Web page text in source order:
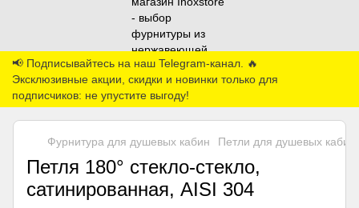
📢 Подписывайтесь на наш Telegram-канал. 🔥
Эксклюзивные акции, скидки и новинки только для
подписчиков: не упустите выгоду!
Фурнитура для душевых кабин Петли для душевых кабин
Петля 180° стекло-стекло,
сатинированная, AISI 304